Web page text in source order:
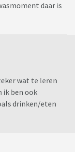
daar is
wat te leren
ik ben ook
drinken/eten